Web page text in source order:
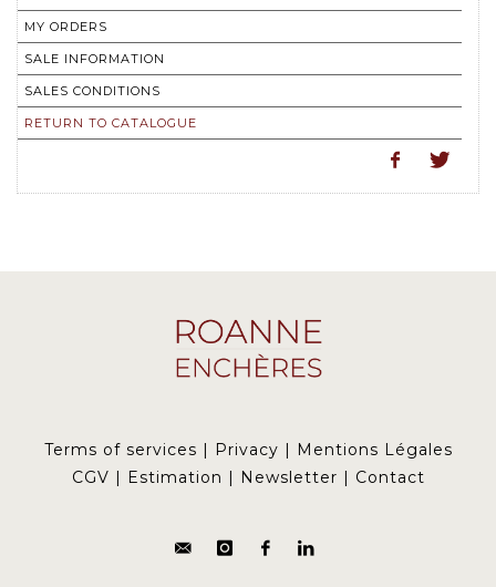
MY ORDERS
SALE INFORMATION
SALES CONDITIONS
RETURN TO CATALOGUE
Terms of services Privacy
Mentions Légales
CGV
Estimation Newsletter Contact